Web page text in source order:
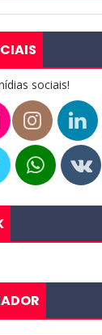
sociais!